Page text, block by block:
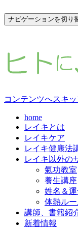
ナビゲーションを切り
コンテンツへスキ
home
レイキとは
レイキケア
レイキ健康法
レイキ以外の
氣功教室
養生講座
姓名＆
体熱ルー
講師、書籍紹
新着情報